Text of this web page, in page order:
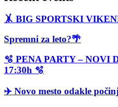
🤸 BIG SPORTSKI
Spremni za leto?🌴
🫧 PENA PARTY – NOVI
17:30h 🫧
✈️ Novo mesto odakle